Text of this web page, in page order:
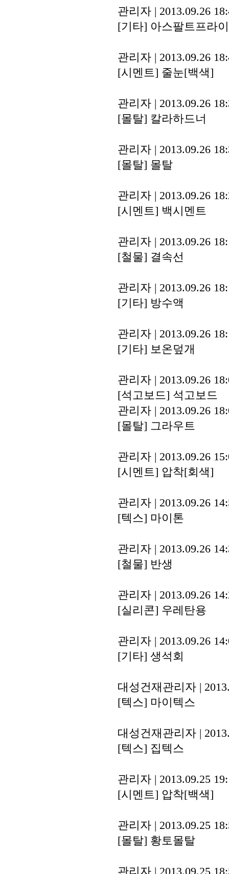
관리자 | 2013.09.26
[기타] 아스팔트프라
관리자 | 2013.09.26
[시멘트] 줄눈[백색]
관리자 | 2013.09.26
[몰탈] 칼라하드너
관리자 | 2013.09.26
[몰탈] 몰탈
관리자 | 2013.09.26
[시멘트] 백시멘트
관리자 | 2013.09.26
[철물] 결속선
관리자 | 2013.09.26
[기타] 방수액
관리자 | 2013.09.26
[기타] 보온덮개
관리자 | 2013.09.26
[석고보드] 석고보드
관리자 | 2013.09.26
[몰탈] 그라우트
관리자 | 2013.09.26
[시멘트] 압착[회색]
관리자 | 2013.09.26
[텍스] 마이톤
관리자 | 2013.09.26
[철물] 반생
관리자 | 2013.09.26
[실리콘] 우레탄용
관리자 | 2013.09.26
[기타] 생석회
대성건재관리자 |
[텍스] 마이텍스
대성건재관리자 |
[텍스] 집텍스
관리자 | 2013.09.25
[시멘트] 압착[백색]
관리자 | 2013.09.25
[몰탈] 황토몰탈
관리자 | 2013.09.25